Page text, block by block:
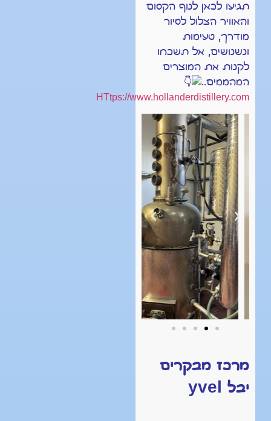
תגיעו לכאן לנוף הקסום
והאוויר הצלול לסיור
מודרך, טעימות
ונשנושים, אל תשכחו
לקנות את המוצרים
המהממים..
HTtps://www.hollanderdistillery.com
מרכז מבקרים
יבל yvel